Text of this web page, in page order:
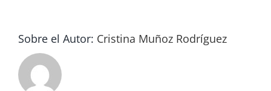
Sobre el Autor: Cristina Muñoz Rodríguez